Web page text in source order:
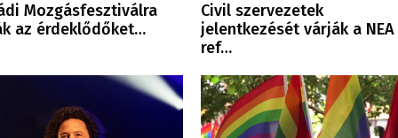
Mozgásfesztiválra
az érdeklődőket…
Civil szervezetek
jelentkezését várják a NEA
ref…